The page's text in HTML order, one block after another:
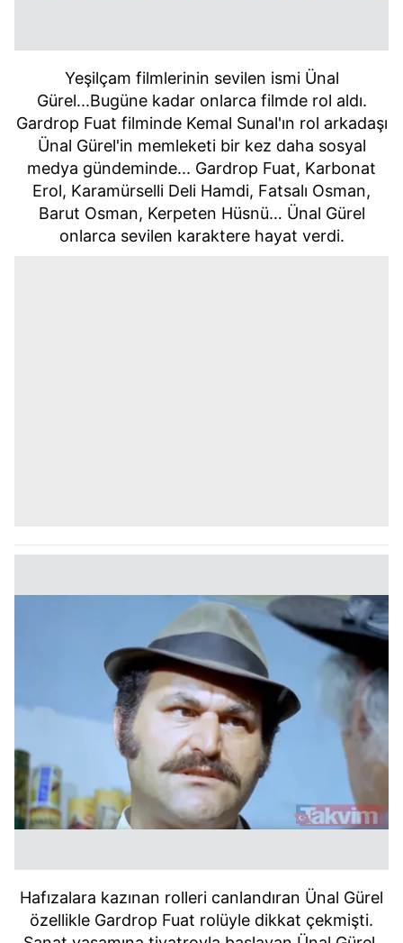
Yeşilçam filmlerinin sevilen ismi Ünal
Gürel...Bugüne kadar onlarca filmde rol aldı.
Gardrop Fuat filminde Kemal Sunal'ın rol arkadaşı
Ünal Gürel'in memleketi bir kez daha sosyal
medya gündeminde... Gardrop Fuat, Karbonat
Erol, Karamürselli Deli Hamdi, Fatsalı Osman,
Barut Osman, Kerpeten Hüsnü… Ünal Gürel
onlarca sevilen karaktere hayat verdi.
Hafızalara kazınan rolleri canlandıran Ünal Gürel
özellikle Gardrop Fuat rolüyle dikkat çekmişti.